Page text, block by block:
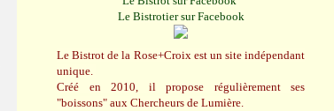
Le Bistrotier sur Facebook
Le Bistrot de la Rose+Croix est un site indépendant
unique.
Créé en 2010, il propose régulièrement ses
"boissons" aux Chercheurs de Lumière.